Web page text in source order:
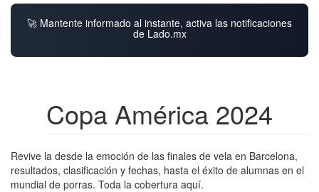
🚀 Mantente informado al instante, activa las notificaciones
de Lado.mx
Copa América 2024
Revive la desde la emoción de las finales de vela en Barcelona,
resultados, clasificación y fechas, hasta el éxito de alumnas en el
mundial de porras. Toda la cobertura aquí.